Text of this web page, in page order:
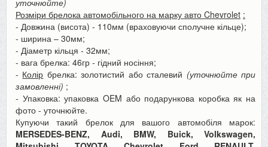
Розміри брелока автомобільного на марку авто Chevrolet :
- Довжина (висота) - 110мм (враховуючи сполучне кільце);
- ширина – 30мм;
- Діаметр кільця - 32мм;
- вага брелка: 46гр - гідний носіння;
- Колір брелка: золотистий або сталевий (уточнюйте при
замовленні) ;
- Упаковка: упаковка OEM або подарункова коробка як на
фото - уточнюйте.
Купуючи такий брелок для вашого автомобіля марок:
MERSEDES-BENZ, Audi, BMW, Buick, Volkswagen,